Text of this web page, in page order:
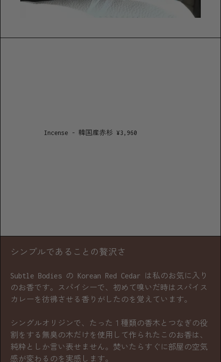
Incense - 韓国産赤杉 ¥3,960
シンプルであることの贅沢さ
Subtle Bodies の Korean Red Cedar は私のお気に入り
のお香です。スパイシーで、初めて嗅いだ時はスパイス
カレーを彷彿させる香りがしたのを覚えています。
シングルオリジンで、たった１種類の香木とつなぎの役
割をする無臭の木だけを使用して作られたこのお香は、
純粋としか言い表せません。焚いたらすぐに部屋の空気
感が変わるのを実感します。